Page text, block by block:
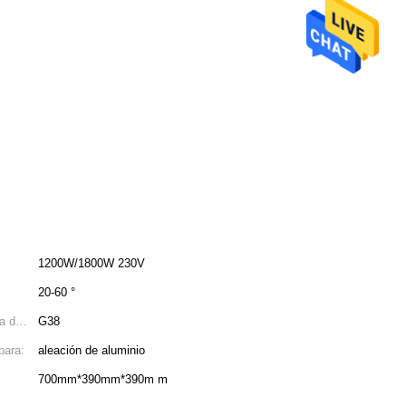
1200W/1800W 230V
20-60 °
del
G38
aleación de aluminio
700mm*390mm*390m m